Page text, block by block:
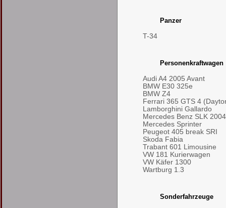
Panzer
T-34
Personenkraftwagen
Audi A4 2005 Avant
BMW E30 325e
BMW Z4
Ferrari 365 GTS 4
Lamborghini Gallardo
Mercedes Benz SLK
Mercedes Sprinter
Peugeot 405 break SRI
Skoda Fabia
Trabant 601 Limousine
VW 181 Kurierwagen
VW Käfer 1300
Wartburg 1.3
Sonderfahrzeuge